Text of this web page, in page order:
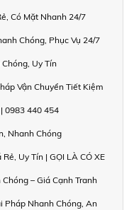
Có Mặt Nhanh 24/7
Chóng, Phục Vụ 24/7
Uy Tín
Vận Chuyển Tiết Kiệm
0983 440 454
Nhanh Chóng
Uy Tín | GỌI LÀ CÓ XE
– Giá Cạnh Tranh
Pháp Nhanh Chóng, An